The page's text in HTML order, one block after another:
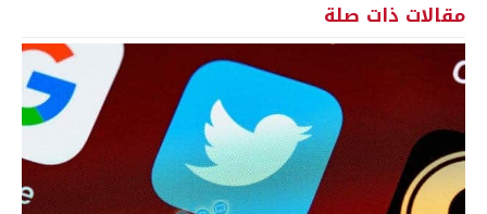
مقالات ذات صلة